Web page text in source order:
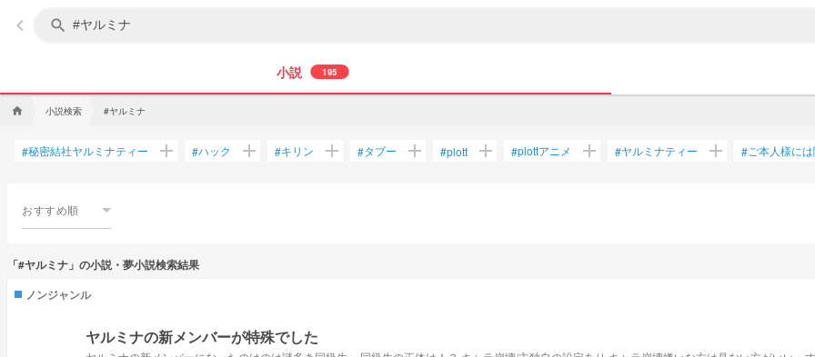
keyboard_arrow_left search
小説 195
home 小説検索 #ヤルミナ
#秘密結社ヤルミナティー add #ハック add #キリン add #タブー add #plott add #plottアニメ add #ヤルミナティー add #ご本人様には
おすすめ順
「#ヤルミナ」の小説・夢小説検索結果
ノンジャンル
ヤルミナの新メンバーが特殊でした